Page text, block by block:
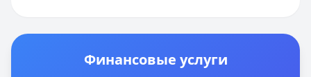
Финансовые услуги